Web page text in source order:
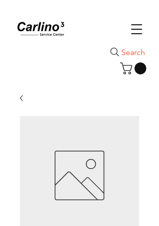
Search